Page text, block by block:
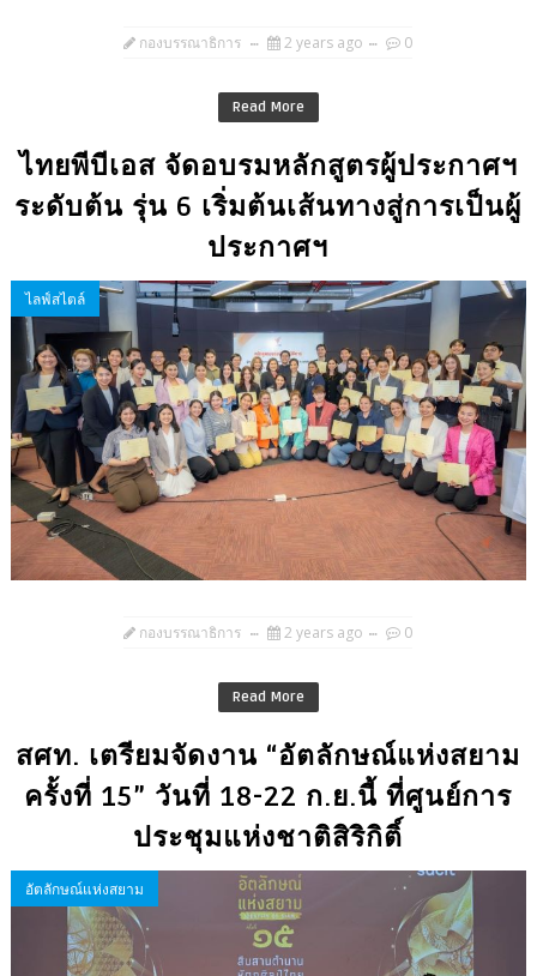
กองบรรณาธิการ 2 years ago 0
Read More
ไทยพีบีเอส จัดอบรมหลักสูตรผู้ประกาศฯ
ระดับต้น รุ่น 6 เริ่มต้นเส้นทางสู่การเป็นผู้
ประกาศฯ
ไลฟ์สไตล์
กองบรรณาธิการ 2 years ago 0
Read More
สศท. เตรียมจัดงาน “อัตลักษณ์แห่งสยาม
ครั้งที่ 15” วันที่ 18-22 ก.ย.นี้ ที่ศูนย์การ
ประชุมแห่งชาติสิริกิติ์
อัตลักษณ์แห่งสยาม